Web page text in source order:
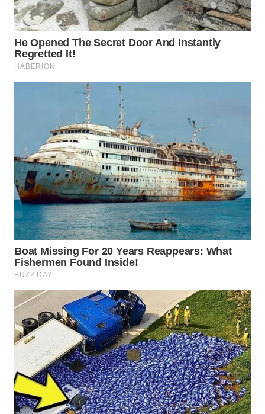
WN
KARAWANG
WN
BEKASI
DEPOK
WN
TAPANULI
UTARA
WN
SAMOSIR
PADANG
LAWAS
SUMEDANG
WN
CIANJUR